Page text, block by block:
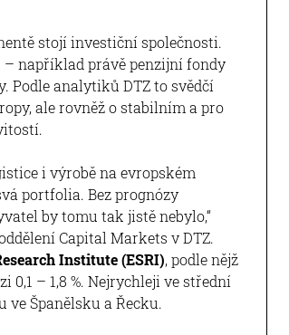
stojí investiční společnosti.
například právě penzijní fondy
Podle analytiků DTZ to svědčí
ale rovněž o stabilním a pro
i výrobě na evropském
portfolia. Bez prognózy
by tomu tak jistě nebylo,“
Capital Markets v DTZ.
Institute (ESRI), podle nějž
0,1 – 1,8 %. Nejrychleji ve střední
Španělsku a Řecku.